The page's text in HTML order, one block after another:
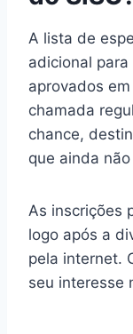
A lista de
adicional
aprovados
chamada
chance,
que ainda
As inscrições
logo após a
pela internet.
seu interesse